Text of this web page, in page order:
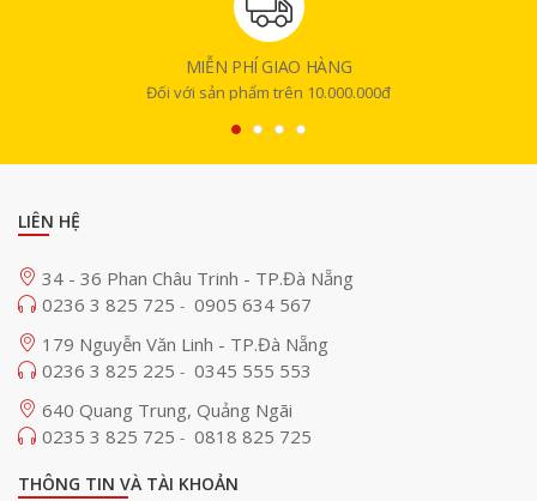
MIỄN PHÍ GIAO HÀNG
Đối với sản phẩm trên 10.000.000đ
LIÊN HỆ
34 - 36 Phan Châu Trinh - TP.Đà Nẵng
0236 3 825 725 - 0905 634 567
179 Nguyễn Văn Linh - TP.Đà Nẵng
0236 3 825 225 - 0345 555 553
640 Quang Trung, Quảng Ngãi
0235 3 825 725 - 0818 825 725
THÔNG TIN VÀ TÀI KHOẢN